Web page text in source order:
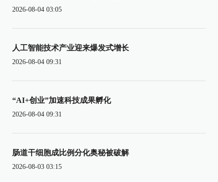
2026-08-04 03:05
人工智能技术产业迎来爆发式增长
2026-08-04 09:31
“AI+创业”加速科技成果孵化
2026-08-04 09:31
肠道干细胞成比例分化奥秘被破解
2026-08-03 03:15